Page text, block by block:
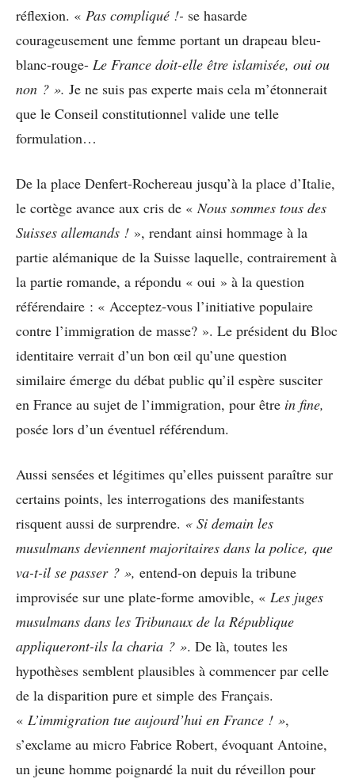
réflexion. « Pas compliqué !- se hasarde
courageusement une femme portant un drapeau bleu-
blanc-rouge- Le France doit-elle être islamisée, oui ou
non ? ». Je ne suis pas experte mais cela m’étonnerait
que le Conseil constitutionnel valide une telle
formulation…
De la place Denfert-Rochereau jusqu’à la place d’Italie,
le cortège avance aux cris de « Nous sommes tous des
Suisses allemands ! », rendant ainsi hommage à la
partie alémanique de la Suisse laquelle, contrairement à
la partie romande, a répondu « oui » à la question
référendaire : « Acceptez-vous l’initiative populaire
contre l’immigration de masse? ». Le président du Bloc
identitaire verrait d’un bon œil qu’une question
similaire émerge du débat public qu’il espère susciter
en France au sujet de l’immigration, pour être in fine,
posée lors d’un éventuel référendum.
Aussi sensées et légitimes qu’elles puissent paraître sur
certains points, les interrogations des manifestants
risquent aussi de surprendre. « Si demain les
musulmans deviennent majoritaires dans la police, que
va-t-il se passer ? », entend-on depuis la tribune
improvisée sur une plate-forme amovible, « Les juges
musulmans dans les Tribunaux de la République
appliqueront-ils la charia ? ». De là, toutes les
hypothèses semblent plausibles à commencer par celle
de la disparition pure et simple des Français.
« L’immigration tue aujourd’hui en France ! »,
s’exclame au micro Fabrice Robert, évoquant Antoine,
un jeune homme poignardé la nuit du réveillon pour